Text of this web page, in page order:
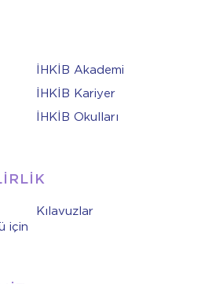
İHKİB Akademi
İHKİB Kariyer
İHKİB Okulları
için
Kılavuzlar